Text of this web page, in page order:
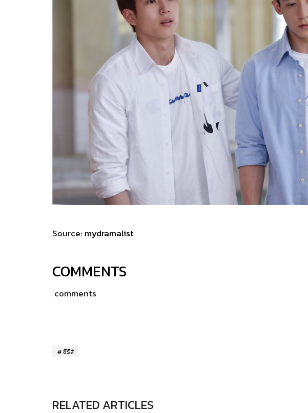
Source: mydramalist
COMMENTS
comments
ซีรีส์
RELATED ARTICLES